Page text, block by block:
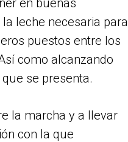
en buenas
leche necesaria para
puestos entre los
como alcanzando
se presenta.
la marcha y a llevar
con la que